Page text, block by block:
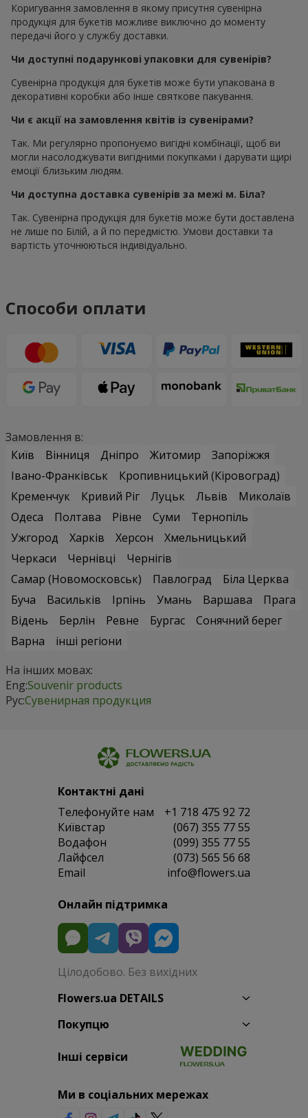
Коригування замовлення в якому присутня сувенірна
продукція для букетів можливе виключно до моменту
передачі його у службу доставки.
Чи доступні подарункові упаковки для сувенірів?
Сувенірна продукція для букетів може бути упакована в
декоративні коробки або інше святкове пакування.
Чи є акції на замовлення квітів із сувенірами?
Так. Ми регулярно пропонуємо вигідні комбінації, щоб ви
могли насолоджувати вигідними покупками і дарувати щирі
емоції близьким людям.
Чи доступна доставка сувенірів за межі м. Біла?
Так. Сувенірна продукція для букетів може бути доставлена
не лише по Білій, а й по передмістю. Умови доставки та
вартість уточнюються індивідуально.
Способи оплати
Замовлення в:
Київ
Вінниця Дніпро Житомир
Запоріжжя
Івано-Франківськ
Кропивницький (Кіровоград)
Кременчук
Кривий Ріг Луцьк Львів
Миколаїв
Одеса
Полтава Рівне Суми
Тернопіль
Ужгород
Харків Херсон
Хмельницький
Черкаси
Чернівці
Чернігів
Самар (Новомосковськ)
Павлоград
Біла Церква
Буча
Васильків Ірпінь Умань Варшава
Прага
Відень
Берлін Ревне Бургас
Сонячний берег
Варна
інші регіони
На інших мовах:
Eng:Souvenir products
Рус:Сувенирная продукция
Контактні дані
Телефонуйте нам
+1 718 475 92 72
Київстар
(067) 355 77 55
Водафон
(099) 355 77 55
Лайфсел
(073) 565 56 68
Email
info@flowers.ua
Онлайн підтримка
Цілодобово. Без вихідних
Flowers.ua DETAILS
Покупцю
Інші сервіси
Ми в соціальних мережах